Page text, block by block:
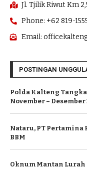
Jl. Tjilik Riwut Km
Phone: +62 819-
Email:
POSTINGAN
Polda Kalteng
November – Desember
Nataru, PT
BBM
Oknum Mantan